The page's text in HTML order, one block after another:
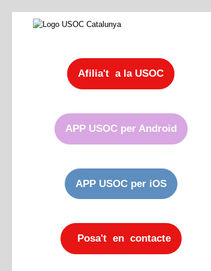
Afilia't a la USOC
APP USOC per Android
APP USOC per iOS
Posa't en contacte